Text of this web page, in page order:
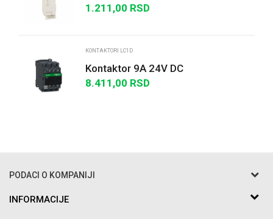
1.211,00 RSD
KONTAKTORI LC1D
Kontaktor 9A 24V DC
8.411,00 RSD
PODACI O KOMPANIJI
Razo DOO
INFORMACIJE